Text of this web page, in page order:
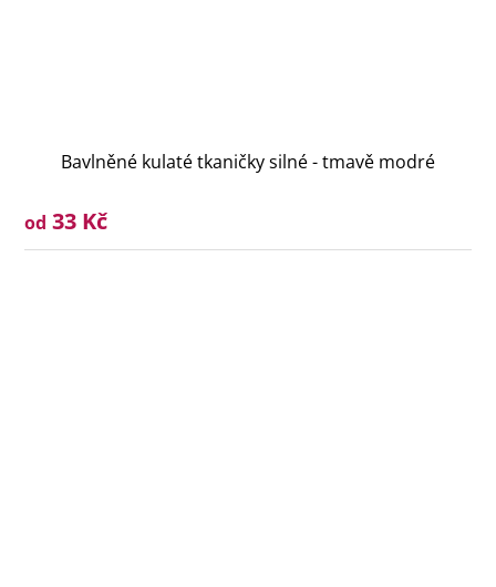
Bavlněné kulaté tkaničky silné - tmavě modré
od 33 Kč